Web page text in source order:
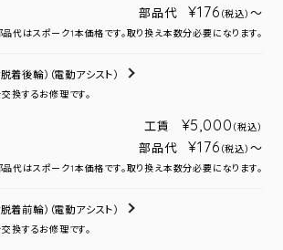
部品代 ¥176 （税込） ～
代はスポーク1本価格です。取り換え本数分必要になります。
脱着後輪） （電動アシスト）
換するお修理です。
工賃 ¥5,000 （税込）
部品代 ¥176 （税込） ～
代はスポーク1本価格です。取り換え本数分必要になります。
脱着前輪） （電動アシスト）
換するお修理です。